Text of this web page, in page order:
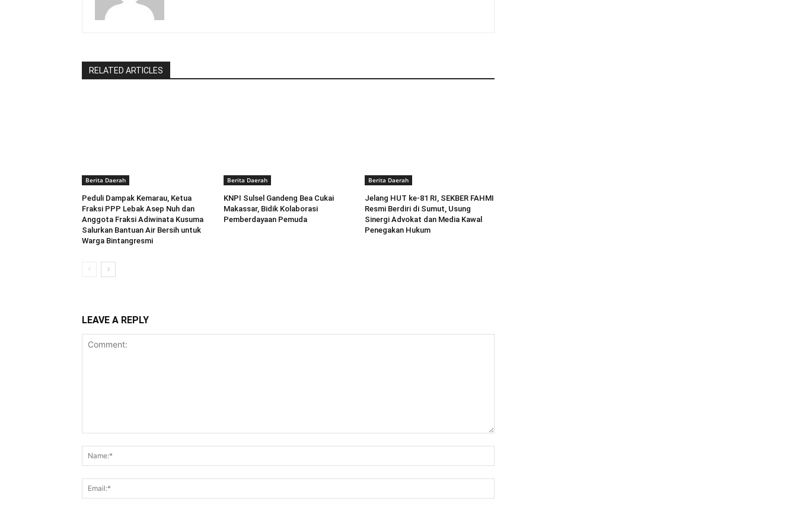
RELATED ARTICLES
Berita Daerah
Peduli Dampak Kemarau, Ketua
Fraksi PPP Lebak Asep Nuh dan
Anggota Fraksi Adiwinata Kusuma
Salurkan Bantuan Air Bersih untuk
Warga Bintangresmi
Berita Daerah
KNPI Sulsel Gandeng Bea Cukai
Makassar, Bidik Kolaborasi
Pemberdayaan Pemuda
Berita Daerah
Jelang HUT ke-81 RI, SEKBER FAHMI
Resmi Berdiri di Sumut, Usung
Sinergi Advokat dan Media Kawal
Penegakan Hukum
LEAVE A REPLY